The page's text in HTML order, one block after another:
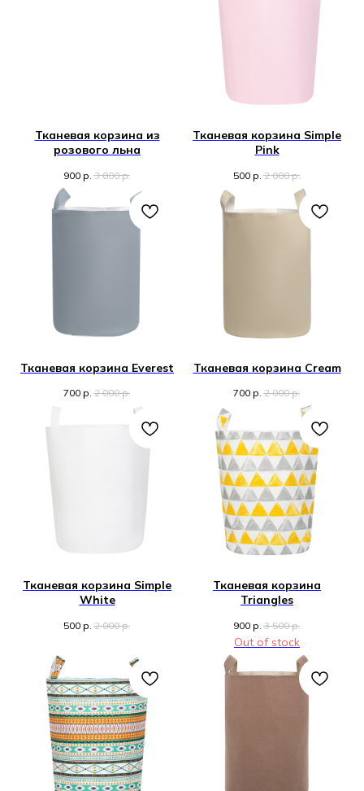
Тканевая корзина из
розового льна
900 р. 3 000 р.
Тканевая корзина Simple
Pink
500 р. 2 000 р.
Тканевая корзина Everest
700 р. 2 000 р.
Тканевая корзина Cream
700 р. 2 000 р.
Тканевая корзина Simple
White
500 р. 2 000 р.
Тканевая корзина
Triangles
900 р. 3 500 р.
Out of stock